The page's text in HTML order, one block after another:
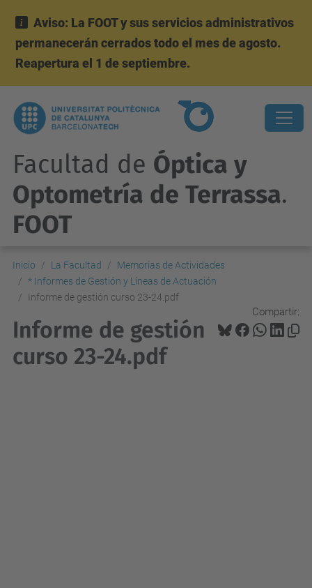
Aviso: La FOOT y sus servicios administrativos
permanecerán cerrados todo el mes de agosto.
Reapertura el 1 de septiembre.
Facultad de Óptica y
Optometría de Terrassa.
FOOT
Inicio La Facultad
Memorias de Actividades
* Informes de Gestión y Líneas de Actuación
Informe de gestión curso 23-24.pdf
Compartir:
Informe de gestión
curso 23-24.pdf